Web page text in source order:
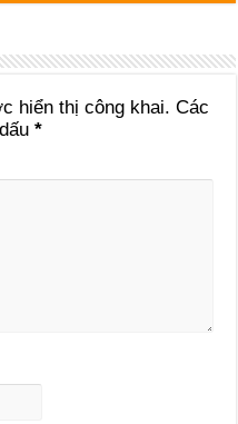
hiển thị công khai. Các
*